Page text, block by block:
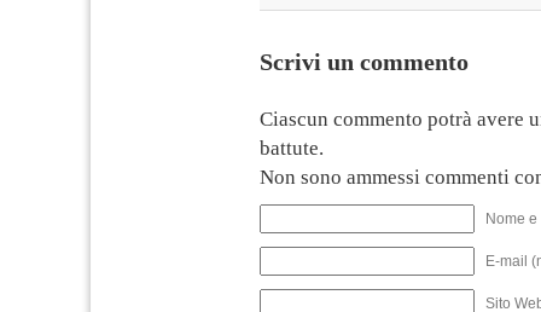
Scrivi un commento
Ciascun commento potrà avere
battute.
Non sono ammessi commenti
Nome
E-mail
Sito